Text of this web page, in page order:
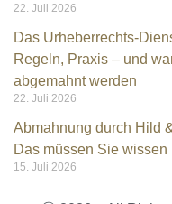
22. Juli 2026
Das Urheberrechts-
Regeln, Praxis – und
abgemahnt werden
22. Juli 2026
Abmahnung durch Hild
Das müssen Sie wissen
15. Juli 2026